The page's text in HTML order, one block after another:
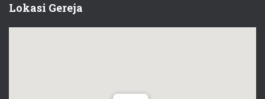
Lokasi Gereja